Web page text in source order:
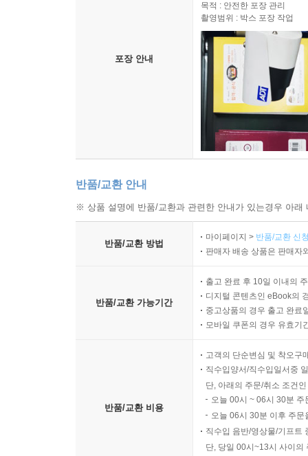
포장 안내
목적 : 안전한 포장 관리
촬영범위 : 박스 포장 작업
반품/교환 안내
※ 상품 설명에 반품/교환과 관련한 안내가 있는경우 아
반품/교환 방법
마이페이지 > 반품/교환 신
판매자 배송 상품은 판매자
반품/교환 가능기간
출고 완료 후 10일 이내의
디지털 콘텐츠인 eBook의
중고상품의 경우 출고 완료
모바일 쿠폰의 경우 유효기
반품/교환 비용
고객의 단순변심 및 착오구
직수입양서/직수입일서중
단, 아래의 주문/취소 조건
오늘 00시 ~ 06시 30분
오늘 06시 30분 이후 주
직수입 음반/영상물/기프트
단, 당일 00시~13시 사이의